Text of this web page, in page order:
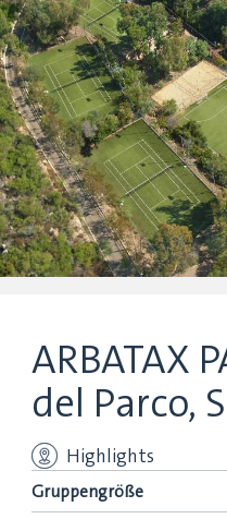
ARBATAX
del Parco,
Highlights
Gruppengröße